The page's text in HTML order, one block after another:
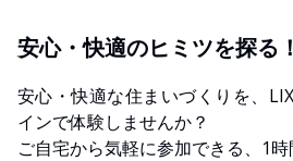
安心・快適のヒミツを探る！
安心・快適な住まいづくりを、
インで体験しませんか？
ご自宅から気軽に参加できる、1時